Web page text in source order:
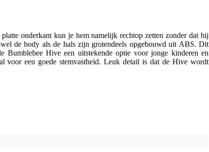
onderkant kun je hem namelijk rechtop zetten zonder dat hij
de body als de hals zijn grotendeels opgebouwd uit ABS. Dit
Bumblebee Hive een uitstekende optie voor jonge kinderen en
voor een goede stemvastheid. Leuk detail is dat de Hive wordt